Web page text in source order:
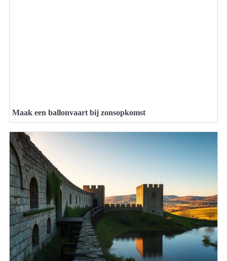
Maak een ballonvaart bij zonsopkomst